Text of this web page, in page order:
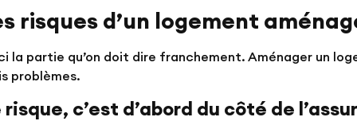
risques d’un logement
la partie qu’on doit dire franchement. Aménager un
problèmes.
risque, c’est d’abord du côté de